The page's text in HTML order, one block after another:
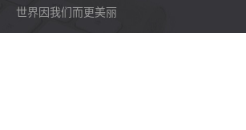
世界因我们而更美丽